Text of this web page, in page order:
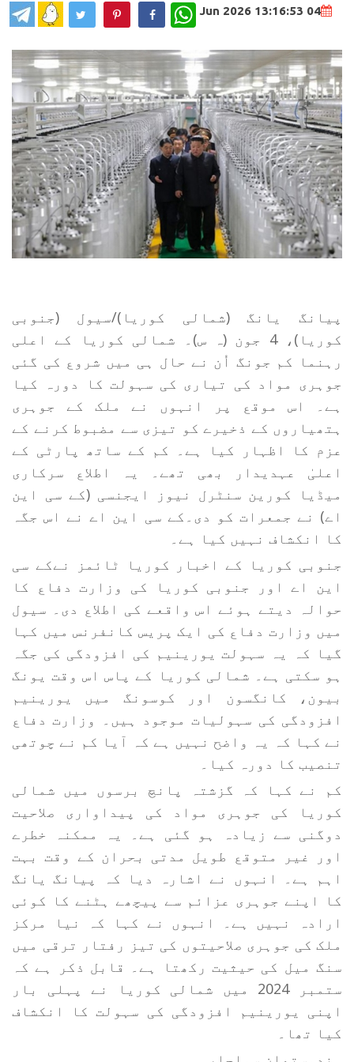
04 Jun 2026 13:16:53
WhatsApp
پیانگ یانگ (شمالی کوریا)/سیول (جنوبی
کوریا)، 4 جون (ہ س)۔ شمالی کوریا کے اعلی
رہنما کم جونگ اُن نے حال ہی میں شروع کی گئی
جوہری مواد کی تیاری کی سہولت کا دورہ کیا
ہے۔ اس موقع پر انہوں نے ملک کے جوہری
ہتھیاروں کے ذخیرے کو تیزی سے مضبوط کرنے کے
عزم کا اظہار کیا ہے۔ کم کے ساتھ پارٹی کے
اعلیٰ عہدیدار بھی تھے۔ یہ اطلاع سرکاری
میڈیا کورین سنٹرل نیوز ایجنسی (کے سی این
اے) نے جمعرات کو دی۔کے سی این اے نے اس جگہ
کا انکشاف نہیں کیا ہے۔
جنوبی کوریا کے اخبار کوریا ٹائمز نےکے سی
این اے اور جنوبی کوریا کی وزارت دفاع کا
حوالہ دیتے ہوئے اس واقعے کی اطلاع دی۔ سیول
میں وزارت دفاع کی ایک پریس کانفرنس میں کہا
گیا کہ یہ سہولت یورینیم کی افزودگی کی جگہ
ہو سکتی ہے۔ شمالی کوریا کے پاس اس وقت یونگ
بیون، کانگسون اور کوسونگ میں یورینیم
افزودگی کی سہولیات موجود ہیں۔ وزارت دفاع
نے کہا کہ یہ واضح نہیں ہے کہ آیا کم نے چوتھی
تنصیب کا دورہ کیا۔
کم نے کہا کہ گزشتہ پانچ برسوں میں شمالی
کوریا کی جوہری مواد کی پیداواری صلاحیت
دوگنی سے زیادہ ہو گئی ہے۔ یہ ممکنہ خطرے
اور غیر متوقع طویل مدتی بحران کے وقت بہت
اہم ہے۔ انہوں نے اشارہ دیا کہ پیانگ یانگ
کا اپنے جوہری عزائم سے پیچھے ہٹنے کا کوئی
ارادہ نہیں ہے۔ انہوں نے کہا کہ نیا مرکز
ملک کی جوہری صلاحیتوں کی تیز رفتار ترقی میں
سنگ میل کی حیثیت رکھتا ہے۔ قابل ذکر ہے کہ
ستمبر 2024 میں شمالی کوریا نے پہلی بار
اپنی یورینیم افزودگی کی سہولت کا انکشاف
کیا تھا۔